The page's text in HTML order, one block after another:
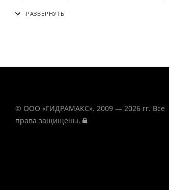
© ООО «ГИДРАМАКС». 2009 — 2026 гг. Все
права защищены.